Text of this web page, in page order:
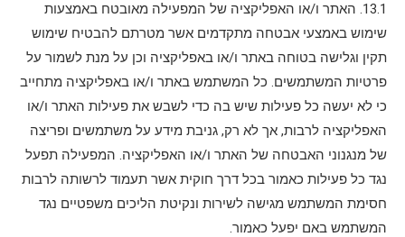
13.1. האתר ו/או האפליקציה של המפעילה מאובטח באמצעות
שימוש באמצעי אבטחה מתקדמים אשר מטרתם להבטיח שימוש
תקין וגלישה בטוחה באתר ו/או באפליקציה וכן על מנת לשמור על
פרטיות המשתמשים. כל המשתמש באתר ו/או באפליקציה מתחייב
כי לא יעשה כל פעילות שיש בה כדי לשבש את פעילות האתר ו/או
האפליקציה לרבות, אך לא רק, גניבת מידע על משתמשים ופריצה
של מנגנוני האבטחה של האתר ו/או האפליקציה. המפעילה תפעל
נגד כל פעילות כאמור בכל דרך חוקית אשר תעמוד לרשותה לרבות
חסימת המשתמש מגישה לשירות ונקיטת הליכים משפטיים נגד
המשתמש באם יפעל כאמור.